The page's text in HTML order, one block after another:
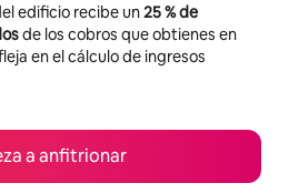
edificio recibe un25 % de
de los cobros que obtienes en
en el cálculo de ingresos
a anfitrionar